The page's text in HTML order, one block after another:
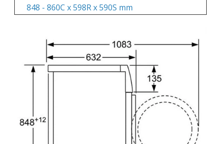
848 - 860C x 598R x 590S mm